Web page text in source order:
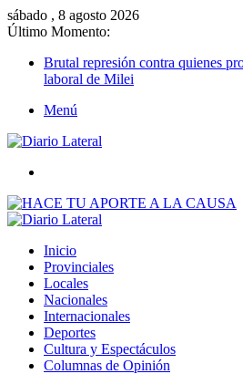
sábado , 8 agosto 2026
Último Momento:
Brutal represión contra quienes
laboral de Milei
Menú
Inicio
Provinciales
Locales
Nacionales
Internacionales
Deportes
Cultura y Espectáculos
Columnas de Opinión